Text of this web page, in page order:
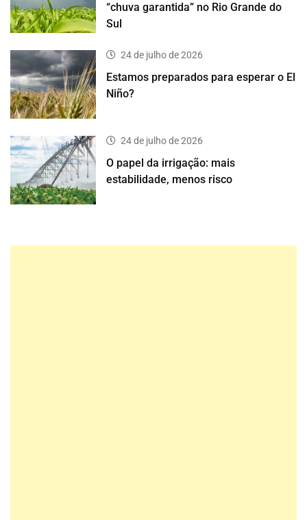
“chuva garantida” no Rio Grande do
Sul
24 de julho de 2026
Estamos preparados para esperar o El
Niño?
24 de julho de 2026
O papel da irrigação: mais
estabilidade, menos risco